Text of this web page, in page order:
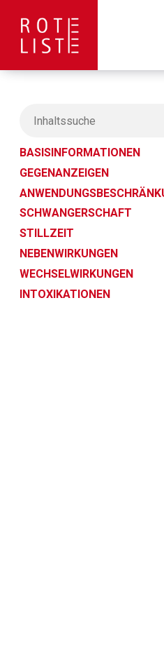
BASISINFORMATIONEN
GEGENANZEIGEN
SCHWANGERSCHAFT
STILLZEIT
NEBENWIRKUNGEN
WECHSELWIRKUNGEN
INTOXIKATIONEN